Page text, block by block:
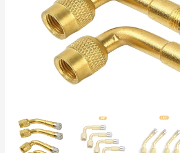
Patinete
cantidad